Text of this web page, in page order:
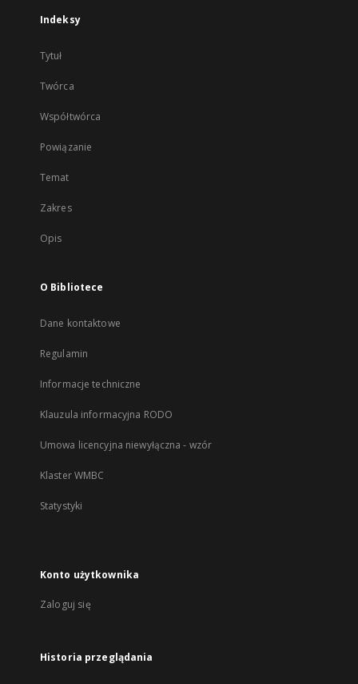
Indeksy
Tytuł
Twórca
Współtwórca
Powiązanie
Temat
Zakres
Opis
O Bibliotece
Dane kontaktowe
Regulamin
Informacje techniczne
Klauzula informacyjna RODO
Umowa licencyjna niewyłączna - wzór
Klaster WMBC
Statystyki
Konto użytkownika
Zaloguj się
Historia przeglądania